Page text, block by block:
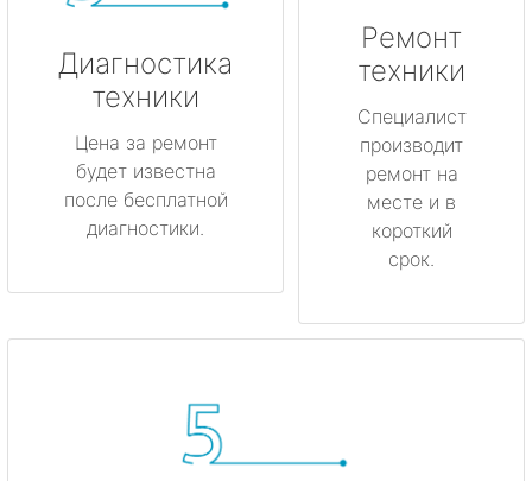
Диагностика
техники
Цена за ремонт
будет известна
после бесплатной
диагностики.
Ремонт
техники
Специалист
производит
ремонт на
месте и в
короткий
срок.